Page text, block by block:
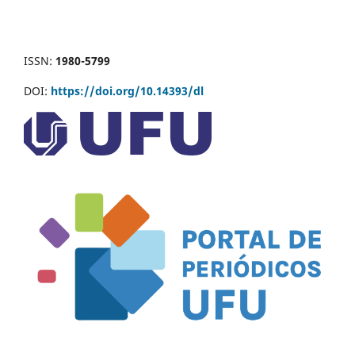
ISSN: 1980-5799
DOI: https://doi.org/10.14393/dl